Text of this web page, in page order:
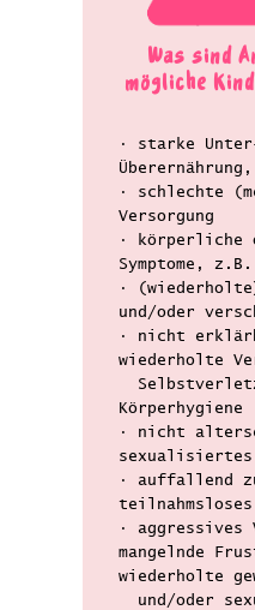
Was sind
mögliche
• starke
• schlechte
Versorgung
• körperliche
Symptome,
• (wiederholte)
und/oder
• nicht
wiederholte
Körperhygiene
• nicht
sexualisiertes
• auffallend
• aggressives
mangelnde
wiederholte
und/oder